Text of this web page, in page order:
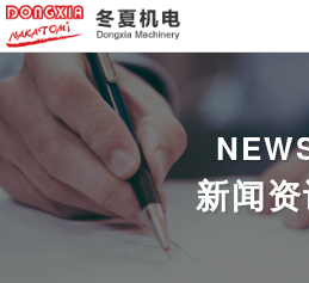
首
页
关
我
品
新
新闻